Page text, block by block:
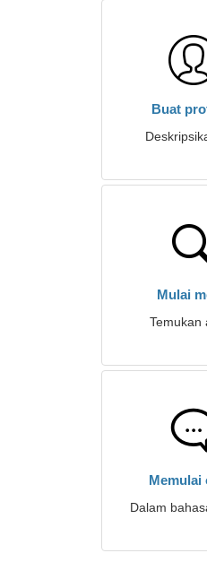
Buat
Mulai
Temukan
Memulai
Dalam